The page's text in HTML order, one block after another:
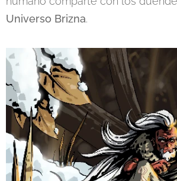
Universo Brizna.